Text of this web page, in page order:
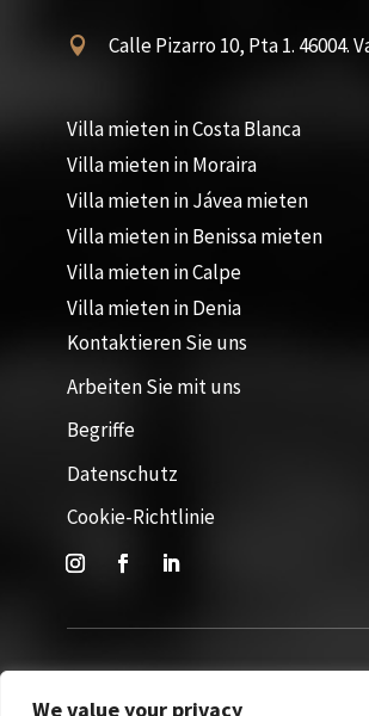
We value your privacy
 Calle Pizarro 10, Pta 1. 46004.
Villa mieten in Costa Blanca
Villa mieten in Moraira
Villa mieten in Jávea mieten
Villa mieten in Benissa mieten
Villa mieten in Calpe
Villa mieten in Denia
Kontaktieren Sie uns
Arbeiten Sie mit uns
Begriffe
Datenschutz
Cookie-Richtlinie